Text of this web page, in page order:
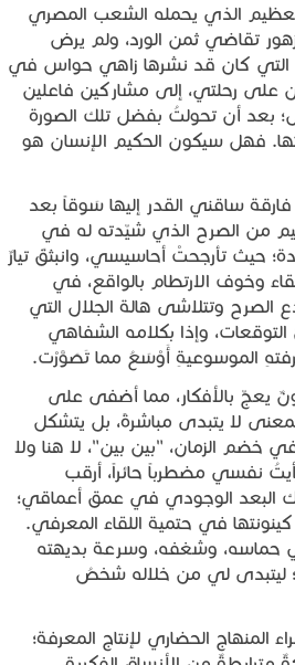
الذي يحمله الشعب المصري
تقاضي ثمن الورد، ولم يرض
التي كان قد نشرها زاهي حواس في
على رحلتي، إلى مشاركين فاعلين
بعد أن تحولتُ بفضل تلك الصورة
فهل سيكون الحكيم الإنسان هو
ساقني القدر إليها سَوقاً بعد
من الصرح الذي شيّدته له في
حيث تأرجحتْ أحاسيسي، وانبثقَ تيارٌ
وخوف الارتطام بالواقع، في
وتتلاشى هالة الجلال التي
وإذا بكلامه الشفاهي
الموسوعيةِ أَوْسَعُ مما تَصَوَّرْت.
يعجّ بالأفكار، مما أضفى على
لا يتبدى مباشرةً، بل يتشكل
خضم الزمان، "بين بين"، لا هنا ولا
نفسي مضطرباً حائراً، أرقب
البعد الوجودي في عمق أعماقي؛
في حتمية اللقاء المعرفي.
حماسه، وشغفه، وسرعة بديهته
ليتبدى لي من خلاله شخصُ
الحضاري لإنتاج المعرفة؛